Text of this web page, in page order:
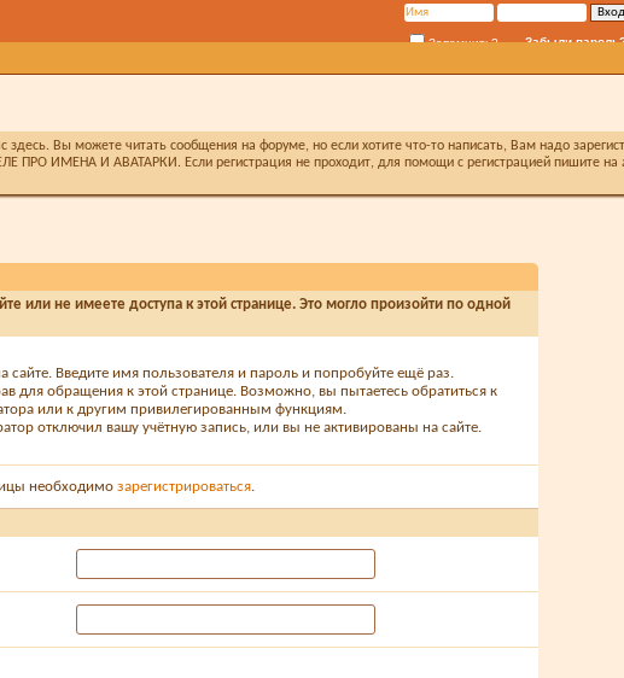
Запомнить? Забыли
Вы можете читать сообщения на форуме, но если хотите что-то написать, Вам надо
ПРО ИМЕНА И АВАТАРКИ. Если регистрация не проходит, для помощи с регистрацией пишите на
или не имеете доступа к этой странице. Это могло произойти по одной
сайте. Введите имя пользователя и пароль и попробуйте ещё раз.
для обращения к этой странице. Возможно, вы пытаетесь обратиться к
или к другим привилегированным функциям.
отключил вашу учётную запись, или вы не активированы на сайте.
необходимо зарегистрироваться.